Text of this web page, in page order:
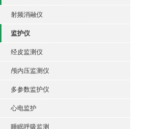
射频消融仪
监护仪
经皮监测仪
颅内压监测仪
多参数监护仪
心电监护
睡眠呼吸监测